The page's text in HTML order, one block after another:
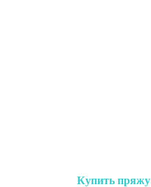
Купить пряжу